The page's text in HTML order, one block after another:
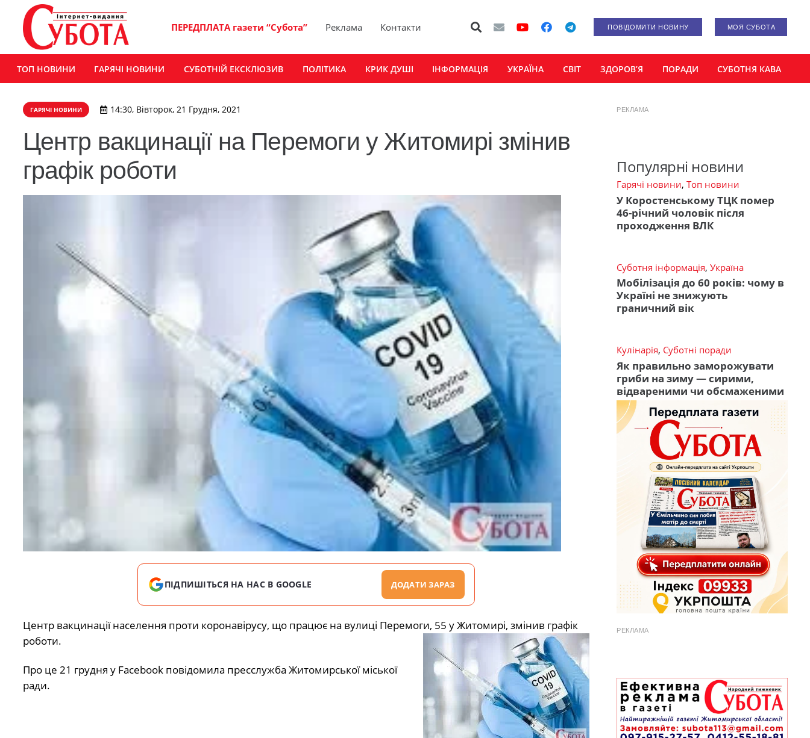
ПЕРЕДПЛАТА газети “Субота” Реклама Контакти ПОВІДОМИТИ НОВИНУ МОЯ СУБОТА
ТОП НОВИНИ ГАРЯЧІ НОВИНИ СУБОТНІЙ ЕКСКЛЮЗИВ ПОЛІТИКА КРИК ДУШІ ІНФОРМАЦІЯ УКРАЇНА СВІТ ЗДОРОВ’Я ПОРАДИ СУБОТНЯ КАВА
ГАРЯЧІ НОВИНИ 14:30, Вівторок, 21 Грудня, 2021
Центр вакцинації на Перемоги у Житомирі змінив
графік роботи
ПІДПИШІТЬСЯ НА НАС В GOOGLE ДОДАТИ ЗАРАЗ
Центр вакцинації населення проти коронавірусу, що працює на вулиці Перемоги, 55 у Житомирі, змінив графік
роботи.
Про це 21 грудня у Facebook повідомила пресслужба Житомирської міської
ради.
РЕКЛАМА
Популярні новини
Гарячі новини, Топ новини
У Коростенському ТЦК помер
46-річний чоловік після
проходження ВЛК
Суботня інформація, Україна
Мобілізація до 60 років: чому в
Україні не знижують
граничний вік
Кулінарія, Суботні поради
Як правильно заморожувати
гриби на зиму — сирими,
відвареними чи обсмаженими
РЕКЛАМА